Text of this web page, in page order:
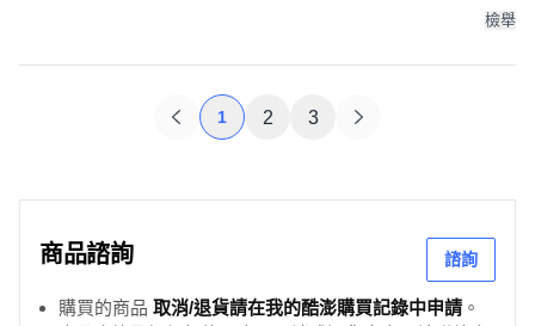
檢舉
1 2 3
商品諮詢 諮詢
購買的商品 取消/退貨請在我的酷澎購買記錄中申請 。